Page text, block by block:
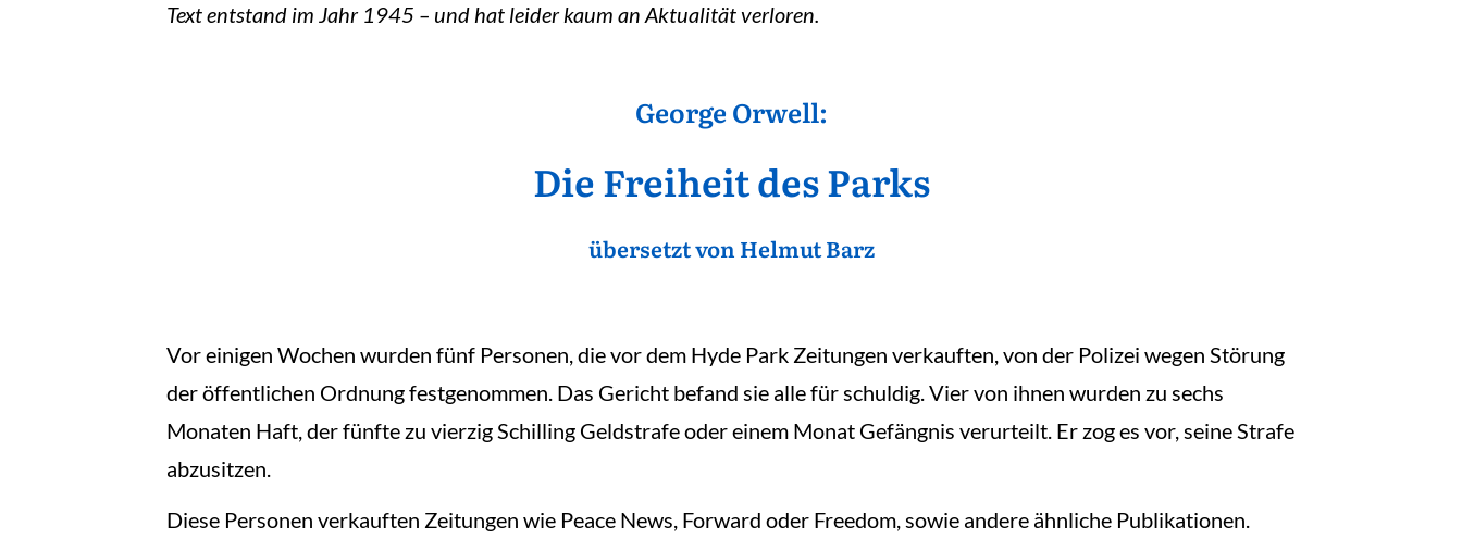
Text entstand im Jahr 1945 – und hat leider kaum an Aktualität verloren.
George Orwell:
Die Freiheit des Parks
übersetzt von Helmut Barz
Vor einigen Wochen wurden fünf Personen, die vor dem Hyde Park Zeitungen verkauften, von der Polizei wegen Störung
der öffentlichen Ordnung festgenommen. Das Gericht befand sie alle für schuldig. Vier von ihnen wurden zu sechs
Monaten Haft, der fünfte zu vierzig Schilling Geldstrafe oder einem Monat Gefängnis verurteilt. Er zog es vor, seine Strafe
abzusitzen.
Diese Personen verkauften Zeitungen wie Peace News, Forward oder Freedom, sowie andere ähnliche Publikationen.